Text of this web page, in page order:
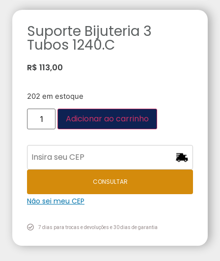
Suporte Bijuteria 3
Tubos 1240.C
R$ 113,00
202 em estoque
Adicionar ao carrinho
CONSULTAR
Não sei meu CEP
7 dias para trocas e devoluções e 30 dias de garantia